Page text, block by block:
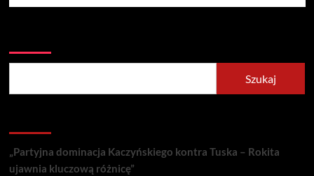
Szukaj
„Partyjna dominacja Kaczyńskiego kontra Tuska – Rokita
ujawnia kluczową różnicę”